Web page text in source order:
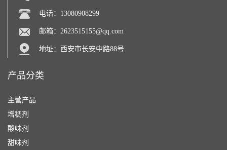
电话：13080908299
邮箱： 2623515155@qq.com
地址：西安市长安中路88号
产品分类
主营产品
增稠剂
酸味剂
甜味剂